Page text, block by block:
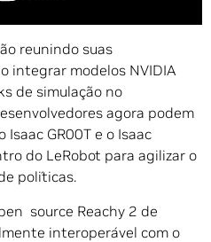
reunindo suas
integrar modelos NVIDIA
de simulação no
agora podem
Isaac GR00T e o Isaac
do LeRobot para agilizar o
políticas.
source Reachy 2 de
interoperável com o